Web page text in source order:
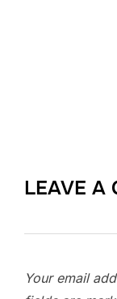
LEAVE A
Your email